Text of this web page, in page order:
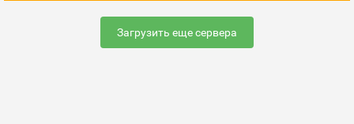
Загрузить еще сервера